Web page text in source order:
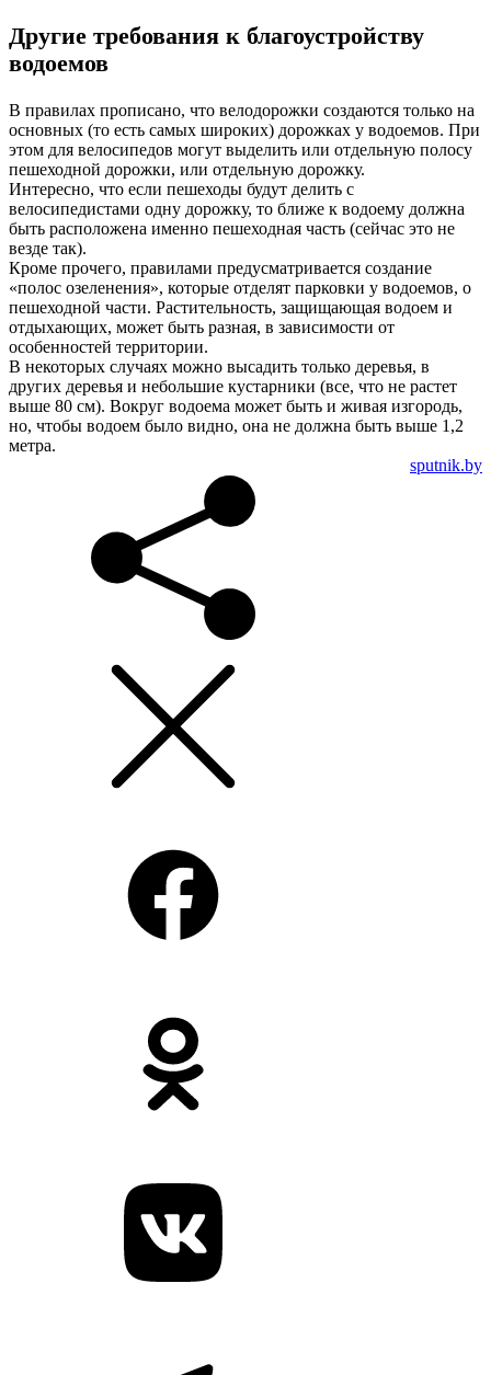
Другие требования к благоустройству
водоемов
В правилах прописано, что велодорожки создаются только на
основных (то есть самых широких) дорожках у водоемов. При
этом для велосипедов могут выделить или отдельную полосу
пешеходной дорожки, или отдельную дорожку.
Интересно, что если пешеходы будут делить с
велосипедистами одну дорожку, то ближе к водоему должна
быть расположена именно пешеходная часть (сейчас это не
везде так).
Кроме прочего, правилами предусматривается создание
«полос озеленения», которые отделят парковки у водоемов, о
пешеходной части. Растительность, защищающая водоем и
отдыхающих, может быть разная, в зависимости от
особенностей территории.
В некоторых случаях можно высадить только деревья, в
других деревья и небольшие кустарники (все, что не растет
выше 80 см). Вокруг водоема может быть и живая изгородь,
но, чтобы водоем было видно, она не должна быть выше 1,2
метра.
sputnik.by